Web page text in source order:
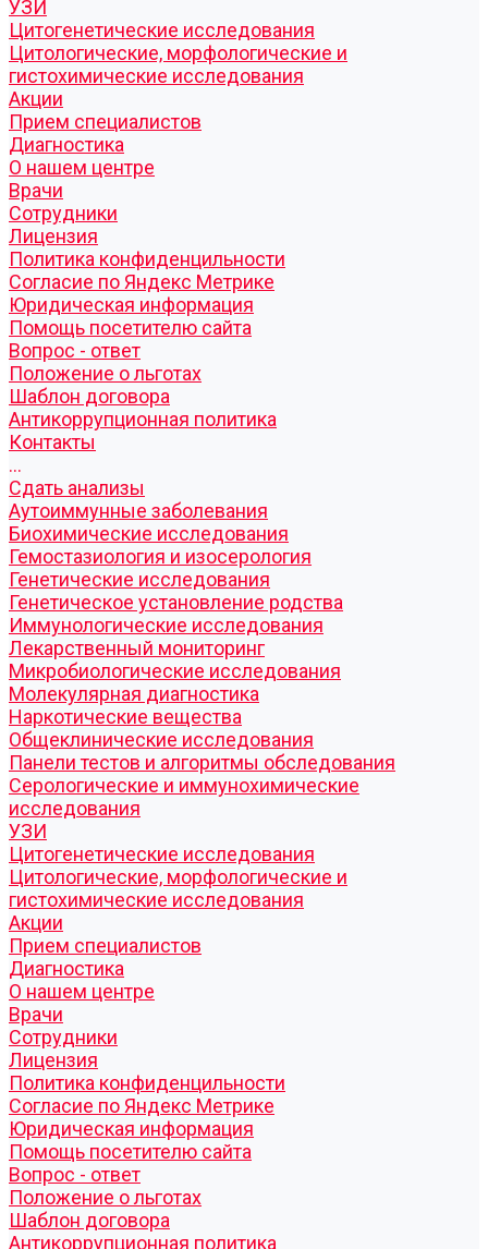
УЗИ
Цитогенетические исследования
Цитологические, морфологические и
гистохимические исследования
Акции
Прием специалистов
Диагностика
О нашем центре
Врачи
Сотрудники
Лицензия
Политика конфиденцильности
Согласие по Яндекс Метрике
Юридическая информация
Помощь посетителю сайта
Вопрос - ответ
Положение о льготах
Шаблон договора
Антикоррупционная политика
Контакты
...
Cдать анализы
Аутоиммунные заболевания
Биохимические исследования
Гемостазиология и изосерология
Генетические исследования
Генетическое установление родства
Иммунологические исследования
Лекарственный мониторинг
Микробиологические исследования
Молекулярная диагностика
Наркотические вещества
Общеклинические исследования
Панели тестов и алгоритмы обследования
Серологические и иммунохимические
исследования
УЗИ
Цитогенетические исследования
Цитологические, морфологические и
гистохимические исследования
Акции
Прием специалистов
Диагностика
О нашем центре
Врачи
Сотрудники
Лицензия
Политика конфиденцильности
Согласие по Яндекс Метрике
Юридическая информация
Помощь посетителю сайта
Вопрос - ответ
Положение о льготах
Шаблон договора
Антикоррупционная политика